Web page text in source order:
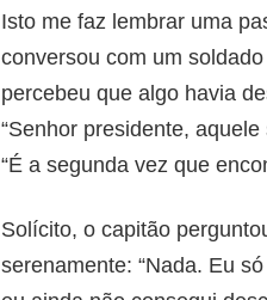
Isto me faz lembrar uma
conversou com um
percebeu que algo havia
“Senhor presidente,
“É a segunda vez que
Solícito, o capitão
serenamente: “Nada. Eu